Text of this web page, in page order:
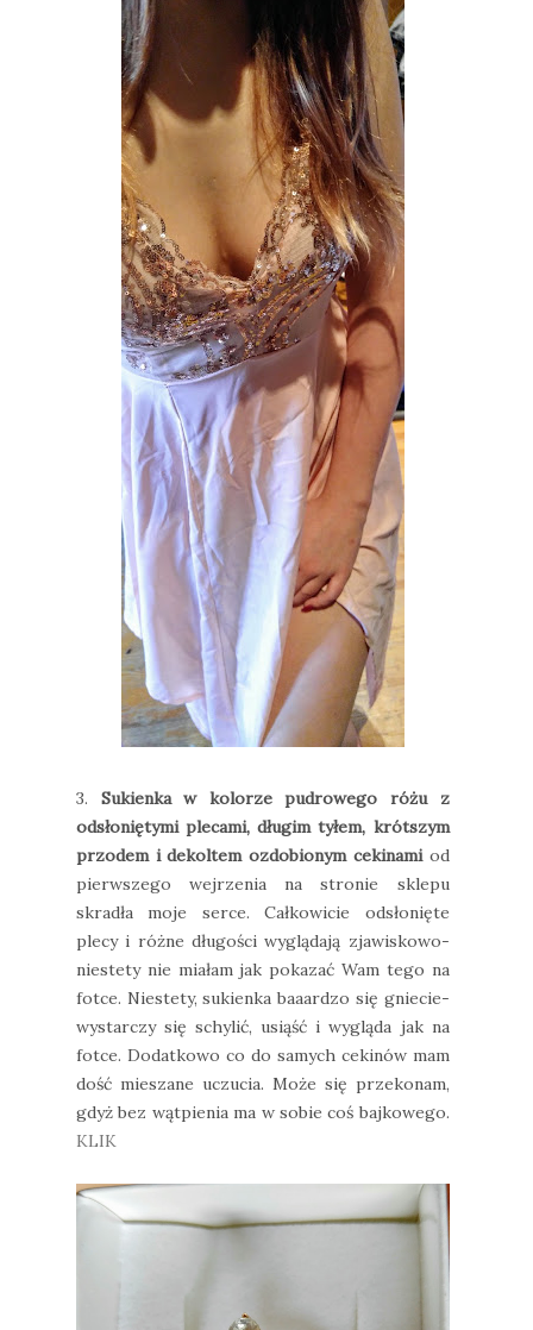
3. Sukienka w kolorze pudrowego różu z
odsłoniętymi plecami, długim tyłem, krótszym
przodem i dekoltem ozdobionym cekinamiod
pierwszego wejrzenia na stronie sklepu
skradła moje serce. Całkowicie odsłonięte
plecy i różne długości wyglądają zjawiskowo-
niestety nie miałam jak pokazać Wam tego na
fotce. Niestety, sukienka baaardzo się gniecie-
wystarczy się schylić, usiąść i wygląda jak na
fotce. Dodatkowo co do samych cekinów mam
dość mieszane uczucia. Może się przekonam,
gdyż bez wątpienia ma w sobie coś bajkowego.
KLIK